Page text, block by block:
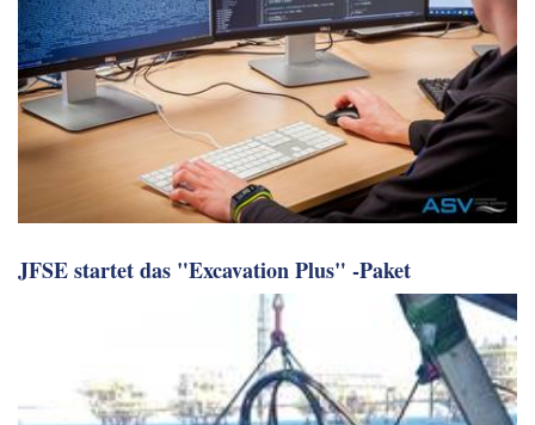
JFSE startet das "Excavation Plus" -Paket